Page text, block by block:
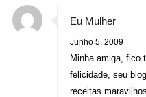
Eu Mulher
Junho 5, 2009
Minha amiga, fico
felicidade, seu
receitas